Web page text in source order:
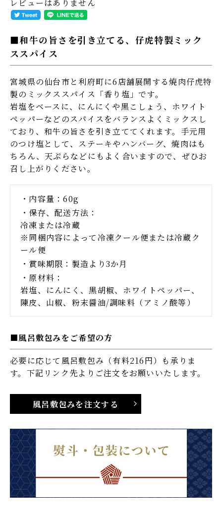
レビューはありません
和牛の旨さを引き立てる、仔虎特製ミック
ススパイス
宮城県の仙台市と利府町に6店舗展開する焼肉仔虎特
製のミックススパイス「香り塩」です。
岩塩をベースに、にんにくや黒こしょう、ホワイト
ペッパーなどのスパイスをバランスよくミックスし
ており、和牛の旨さを引き立ててくれます。手元用
のつけ塩として、ステーキやハンバーグ、焼肉はも
ちろん、天ぷらなどにもよく合いますので、ぜひお
召し上がりください。
内容量
60g
保存、配送方法
冷凍または冷蔵
※同梱内容によって冷凍クール便または冷蔵ク
ール便
賞味期限
製造より3か月
原材料
岩塩、にんにく、黒胡椒、ホワイトペッパー、
陳皮、山椒、粉末醤油/調味料（アミノ酸等）
風呂敷包みをご希望の方
必要に応じて風呂敷包み（有料216円）も承りま
す。下記リンク先よりご注文をお願いいたします。
風呂敷包みを注文する